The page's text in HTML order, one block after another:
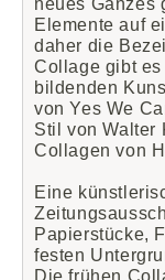
neues Ganzes
Elemente auf
daher die
Collage gibt
bildenden
von Yes We
Stil von Walter
Collagen von
Eine
Papierstücke,
festen
Die frühen